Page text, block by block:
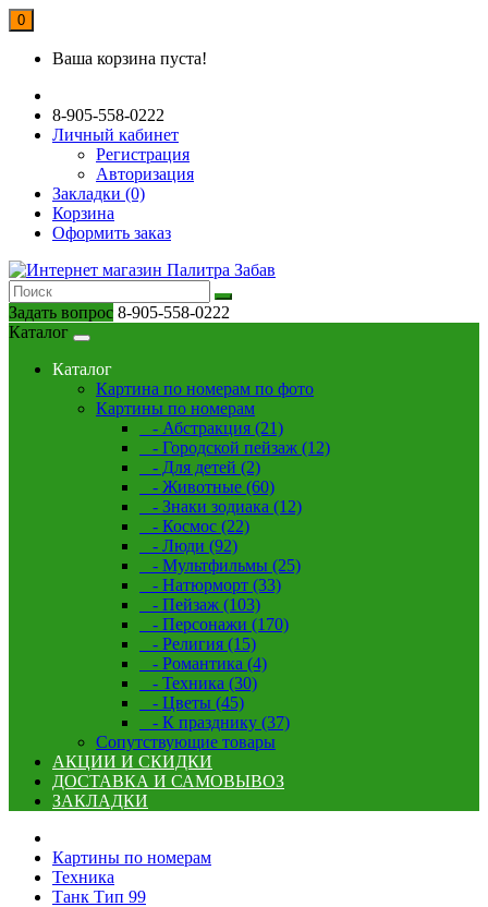
0
Ваша корзина пуста!
8-905-558-0222
Личный кабинет
Регистрация
Авторизация
Закладки (0)
Корзина
Оформить заказ
Задать вопрос 8-905-558-0222
Каталог
Каталог
Картина по номерам по фото
Картины по номерам
- Абстракция (21)
- Городской пейзаж (12)
- Для детей (2)
- Животные (60)
- Знаки зодиака (12)
- Космос (22)
- Люди (92)
- Мультфильмы (25)
- Натюрморт (33)
- Пейзаж (103)
- Персонажи (170)
- Религия (15)
- Романтика (4)
- Техника (30)
- Цветы (45)
- К празднику (37)
Сопутствующие товары
АКЦИИ И СКИДКИ
ДОСТАВКА И САМОВЫВОЗ
ЗАКЛАДКИ
Картины по номерам
Техника
Танк Тип 99